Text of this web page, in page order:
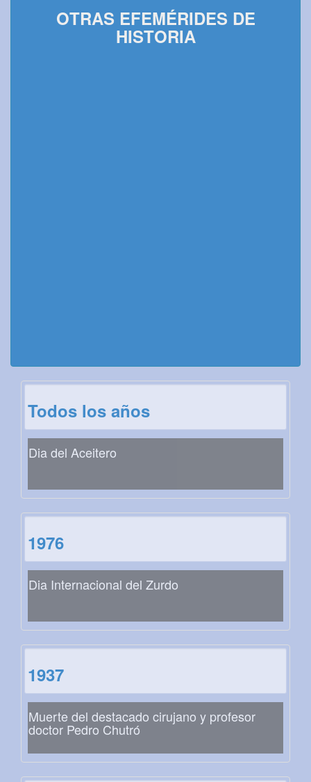
OTRAS EFEMÉRIDES DE
HISTORIA
Todos los años
Dia del Aceitero
1976
Dia Internacional del Zurdo
1937
Muerte del destacado cirujano y profesor
doctor Pedro Chutró